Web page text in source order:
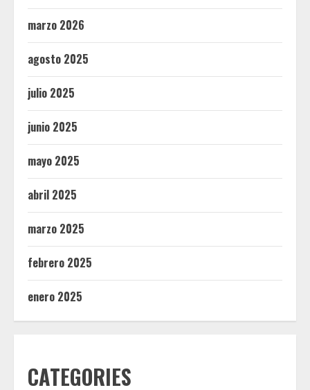
marzo 2026
agosto 2025
julio 2025
junio 2025
mayo 2025
abril 2025
marzo 2025
febrero 2025
enero 2025
CATEGORIES